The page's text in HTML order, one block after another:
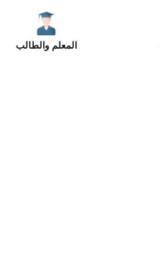
المعلم والطالب